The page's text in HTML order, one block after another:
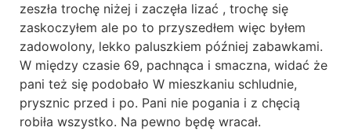
zeszła trochę niżej i zaczęła lizać , trochę się
zaskoczyłem ale po to przyszedłem więc byłem
zadowolony, lekko paluszkiem później zabawkami.
W między czasie 69, pachnąca i smaczna, widać że
pani też się podobało W mieszkaniu schludnie,
prysznic przed i po. Pani nie pogania i z chęcią
robiła wszystko. Na pewno będę wracał.